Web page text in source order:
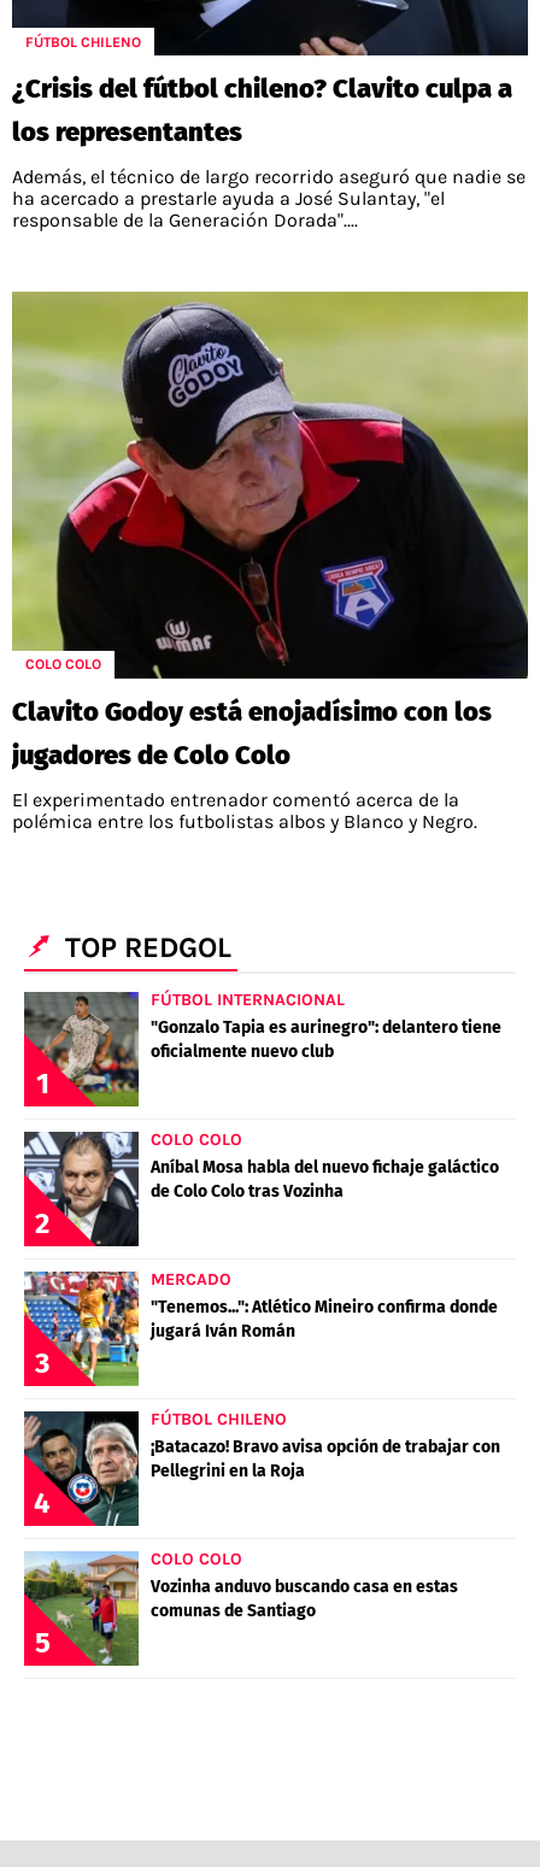
FÚTBOL CHILENO
¿Crisis del fútbol chileno? Clavito culpa a
los representantes
Además, el técnico de largo recorrido aseguró que nadie se
ha acercado a prestarle ayuda a José Sulantay, "el
responsable de la Generación Dorada"....
COLO COLO
Clavito Godoy está enojadísimo con los
jugadores de Colo Colo
El experimentado entrenador comentó acerca de la
polémica entre los futbolistas albos y Blanco y Negro.
TOP REDGOL
1
FÚTBOL INTERNACIONAL
"Gonzalo Tapia es aurinegro": delantero tiene
oficialmente nuevo club
2
COLO COLO
Aníbal Mosa habla del nuevo fichaje galáctico
de Colo Colo tras Vozinha
3
MERCADO
"Tenemos...": Atlético Mineiro confirma donde
jugará Iván Román
4
FÚTBOL CHILENO
¡Batacazo! Bravo avisa opción de trabajar con
Pellegrini en la Roja
5
COLO COLO
Vozinha anduvo buscando casa en estas
comunas de Santiago